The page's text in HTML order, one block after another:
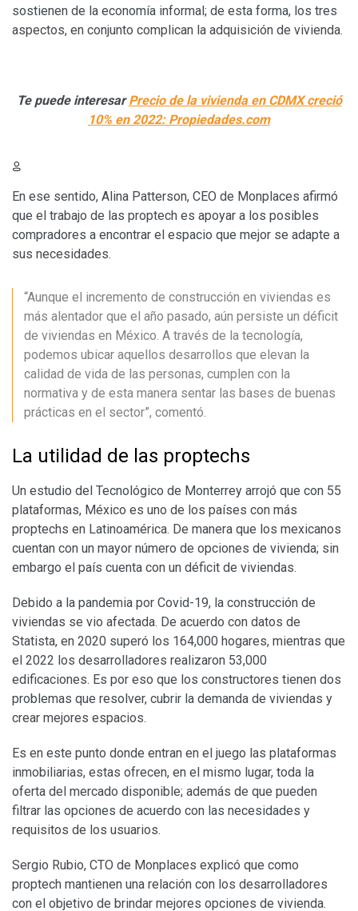
sostienen de la economía informal; de esta forma, los tres
aspectos, en conjunto complican la adquisición de vivienda.
Te puede interesarPrecio de la vivienda en CDMX creció
10% en 2022: Propiedades.com
En ese sentido, Alina Patterson, CEO de Monplaces afirmó
que el trabajo de las proptech es apoyar a los posibles
compradores a encontrar el espacio que mejor se adapte a
sus necesidades.
“Aunque el incremento de construcción en viviendas es
más alentador que el año pasado, aún persiste un déficit
de viviendas en México. A través de la tecnología,
podemos ubicar aquellos desarrollos que elevan la
calidad de vida de las personas, cumplen con la
normativa y de esta manera sentar las bases de buenas
prácticas en el sector”, comentó.
La utilidad de las proptechs
Un estudio del Tecnológico de Monterrey arrojó que con 55
plataformas, México es uno de los países con más
proptechs en Latinoamérica. De manera que los mexicanos
cuentan con un mayor número de opciones de vivienda; sin
embargo el país cuenta con un déficit de viviendas.
Debido a la pandemia por Covid-19, la construcción de
viviendas se vio afectada. De acuerdo con datos de
Statista, en 2020 superó los 164,000 hogares, mientras que
el 2022 los desarrolladores realizaron 53,000
edificaciones. Es por eso que los constructores tienen dos
problemas que resolver, cubrir la demanda de viviendas y
crear mejores espacios.
Es en este punto donde entran en el juego las plataformas
inmobiliarias, estas ofrecen, en el mismo lugar, toda la
oferta del mercado disponible; además de que pueden
filtrar las opciones de acuerdo con las necesidades y
requisitos de los usuarios.
Sergio Rubio, CTO de Monplaces explicó que como
proptech mantienen una relación con los desarrolladores
con el objetivo de brindar mejores opciones de vivienda.